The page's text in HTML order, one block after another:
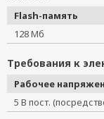
Flash-память
128 Мб
Требования к
Рабочее
5 В пост.